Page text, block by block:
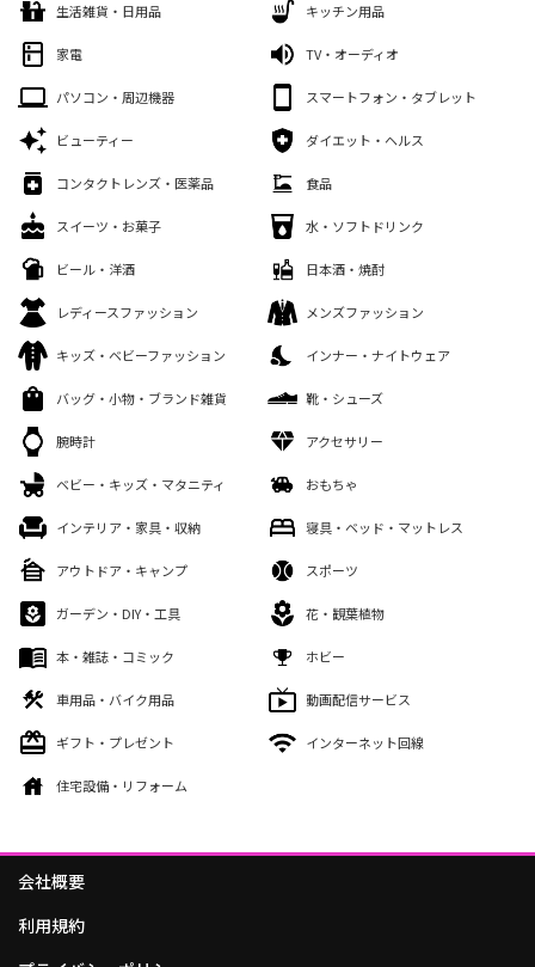
生活雑貨・日用品 キッチン用品
家電 TV・オーディオ
パソコン・周辺機器 スマートフォン・タブレット
ビューティー ダイエット・ヘルス
コンタクトレンズ・医薬品 食品
スイーツ・お菓子 水・ソフトドリンク
ビール・洋酒 日本酒・焼酎
レディースファッション メンズファッション
キッズ・ベビーファッション インナー・ナイトウェア
バッグ・小物・ブランド雑貨 靴・シューズ
腕時計 アクセサリー
ベビー・キッズ・マタニティ おもちゃ
インテリア・家具・収納 寝具・ベッド・マットレス
アウトドア・キャンプ スポーツ
ガーデン・DIY・工具 花・観葉植物
本・雑誌・コミック ホビー
車用品・バイク用品 動画配信サービス
ギフト・プレゼント インターネット回線
住宅設備・リフォーム
会社概要
利用規約